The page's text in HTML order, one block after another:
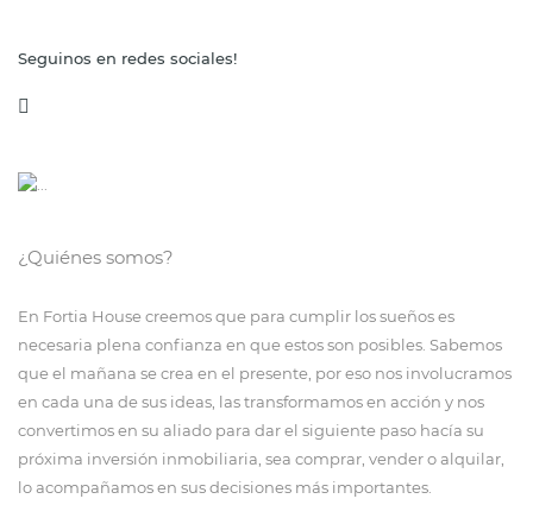
Seguinos en redes sociales!
¿Quiénes somos?
En Fortia House creemos que para cumplir los sueños es
necesaria plena confianza en que estos son posibles. Sabemos
que el mañana se crea en el presente, por eso nos involucramos
en cada una de sus ideas, las transformamos en acción y nos
convertimos en su aliado para dar el siguiente paso hacía su
próxima inversión inmobiliaria, sea comprar, vender o alquilar,
lo acompañamos en sus decisiones más importantes.